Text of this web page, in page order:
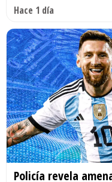
Hace 1 día
Policía revela